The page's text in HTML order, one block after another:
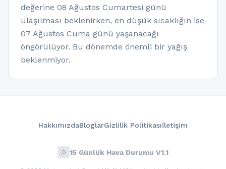
değerine 08 Ağustos Cumartesi günü
ulaşılması beklenirken, en düşük sıcaklığın ise
07 Ağustos Cuma günü yaşanacağı
öngörülüyor. Bu dönemde önemli bir yağış
beklenmiyor.
HakkımızdaBloglarGizlilik Politikasıİletişim
wb_sunny 15 Günlük Hava Durumu V1.1